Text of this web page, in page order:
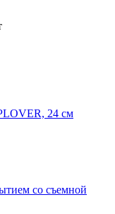
24 см
со съемной